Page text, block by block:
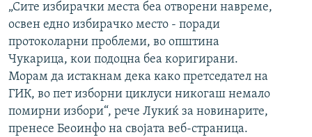
„Сите избирачки места беа отворени навреме,
освен едно избирачко место - поради
протоколарни проблеми, во општина
Чукарица, кои подоцна беа коригирани.
Морам да истакнам дека како претседател на
ГИК, во пет изборни циклуси никогаш немало
помирни избори“, рече Лукиќ за новинарите,
пренесе Беоинфо на својата веб-страница.